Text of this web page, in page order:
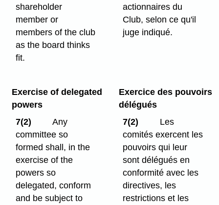
shareholder
member or
members of the club
as the board thinks
fit.
actionnaires du
Club, selon ce qu'il
juge indiqué.
Exercise of delegated
powers
7(2)
Any
committee so
formed shall, in the
exercise of the
powers so
delegated, conform
and be subject to
Exercice des pouvoirs
délégués
7(2)
Les
comités exercent les
pouvoirs qui leur
sont délégués en
conformité avec les
directives, les
restrictions et les